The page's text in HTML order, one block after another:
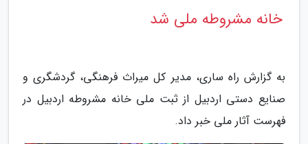
خانه مشروطه ملی شد
به گزارش راه ساری، مدیر کل میراث فرهنگی، گردشگری و
صنایع دستی اردبیل از ثبت ملی خانه مشروطه اردبیل در
فهرست آثار ملی خبر داد.